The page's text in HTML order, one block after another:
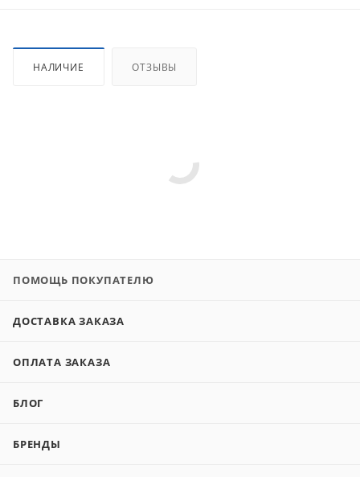
НАЛИЧИЕ ОТЗЫВЫ
ПОМОЩЬ ПОКУПАТЕЛЮ
ДОСТАВКА ЗАКАЗА
ОПЛАТА ЗАКАЗА
БЛОГ
БРЕНДЫ